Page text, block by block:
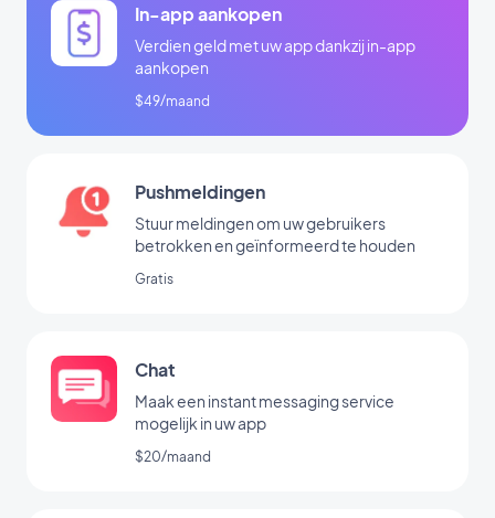
In-app aankopen
Verdien geld met uw app dankzij in-app
aankopen
$49/maand
Pushmeldingen
Stuur meldingen om uw gebruikers
betrokken en geïnformeerd te houden
Gratis
Chat
Maak een instant messaging service
mogelijk in uw app
$20/maand